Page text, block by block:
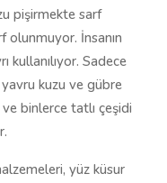
pişirmekte sarf
olunmuyor. İnsanın
kullanılıyor. Sadece
kuzu ve gübre
binlerce tatlı çeşidi
yüz küsur